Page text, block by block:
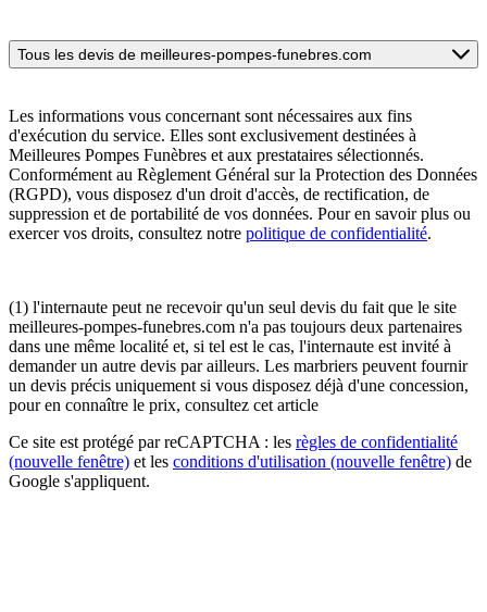
Tous les devis de meilleures-pompes-funebres.com
Les informations vous concernant sont nécessaires aux fins
d'exécution du service. Elles sont exclusivement destinées à
Meilleures Pompes Funèbres et aux prestataires sélectionnés.
Conformément au Règlement Général sur la Protection des Données
(RGPD), vous disposez d'un droit d'accès, de rectification, de
suppression et de portabilité de vos données. Pour en savoir plus ou
exercer vos droits, consultez notre politique de confidentialité.
(1) l'internaute peut ne recevoir qu'un seul devis du fait que le site
meilleures-pompes-funebres.com n'a pas toujours deux partenaires
dans une même localité et, si tel est le cas, l'internaute est invité à
demander un autre devis par ailleurs. Les marbriers peuvent fournir
un devis précis uniquement si vous disposez déjà d'une concession,
pour en connaître le prix, consultez cet article
Ce site est protégé par reCAPTCHA : les règles de confidentialité
(nouvelle fenêtre) et les conditions d'utilisation (nouvelle fenêtre) de
Google s'appliquent.